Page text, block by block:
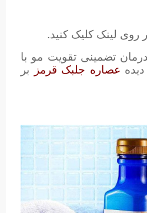
روی لینک کلیک کنید.
تضمینی تقویت مو با
عصاره جلبک قرمز
بر